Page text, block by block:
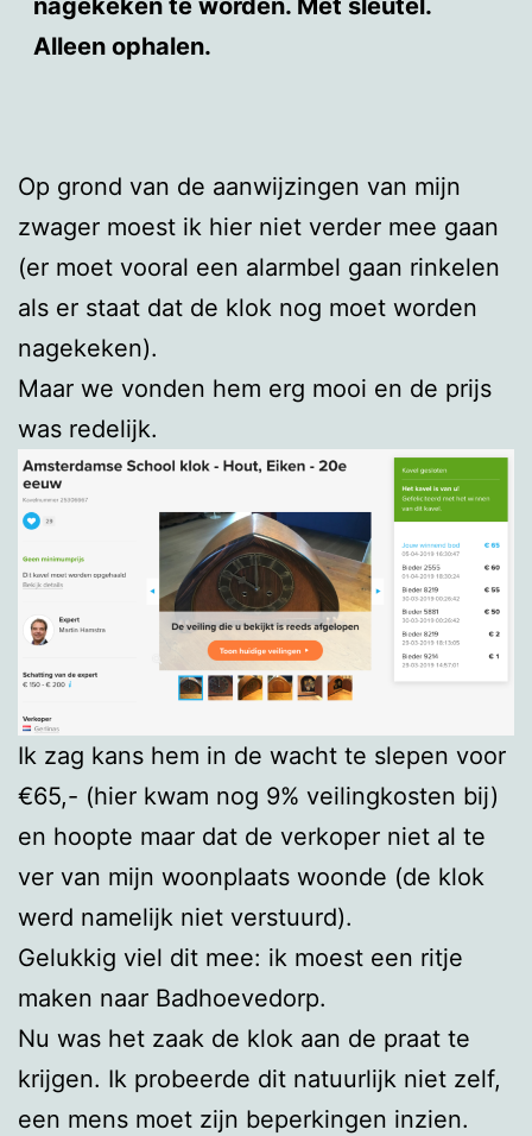
Alleen ophalen.
Op grond van de aanwijzingen van mijn
zwager moest ik hier niet verder mee gaan
(er moet vooral een alarmbel gaan rinkelen
als er staat dat de klok nog moet worden
nagekeken).
Maar we vonden hem erg mooi en de prijs
was redelijk.
Ik zag kans hem in de wacht te slepen voor
€65,- (hier kwam nog 9% veilingkosten bij)
en hoopte maar dat de verkoper niet al te
ver van mijn woonplaats woonde (de klok
werd namelijk niet verstuurd).
Gelukkig viel dit mee: ik moest een ritje
maken naar Badhoevedorp.
Nu was het zaak de klok aan de praat te
krijgen. Ik probeerde dit natuurlijk niet zelf,
een mens moet zijn beperkingen inzien.